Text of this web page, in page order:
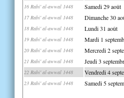
16 Rabi' al-awwal 1448 Samedi 29 août
17 Rabi' al-awwal 1448 Dimanche 30
18 Rabi' al-awwal 1448 Lundi 31 août
19 Rabi' al-awwal 1448 Mardi 1
20 Rabi' al-awwal 1448 Mercredi 2
21 Rabi' al-awwal 1448 Jeudi 3
22 Rabi' al-awwal 1448 Vendredi 4
23 Rabi' al-awwal 1448 Samedi 5